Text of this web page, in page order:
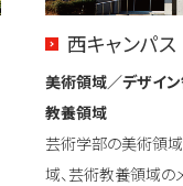
西キャンパス
美術領域／デザイ
教養領域
芸術学部の美術領域
域、芸術教養領域の